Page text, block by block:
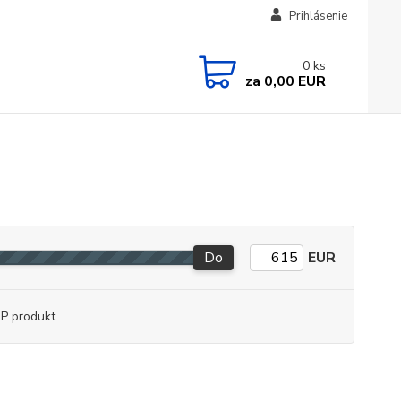
Prihlásenie
0 ks
za 0,00 EUR
Do EUR
produkt